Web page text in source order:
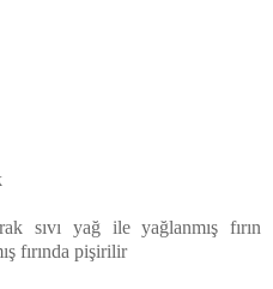
sıvı yağ ile yağlanmış fırın
fırında pişirilir